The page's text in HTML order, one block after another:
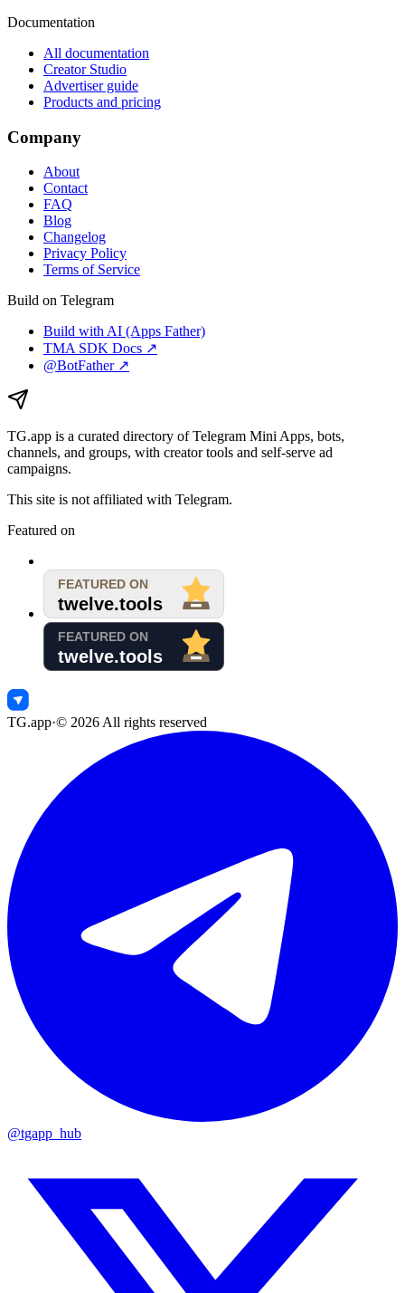
Documentation
All documentation
Creator Studio
Advertiser guide
Products and pricing
Company
About
Contact
FAQ
Blog
Changelog
Privacy Policy
Terms of Service
Build on Telegram
Build with AI (Apps Father)
TMA SDK Docs ↗
@BotFather ↗
TG.app is a curated directory of Telegram Mini Apps, bots,
channels, and groups, with creator tools and self-serve ad
campaigns.
This site is not affiliated with Telegram.
Featured on
TG.app·© 2026 All rights reserved
@tgapp_hub